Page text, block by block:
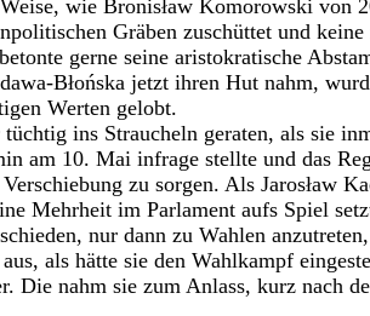
wie Bronisław Komorowski von
Gräben zuschüttet und
gerne seine aristokratische
Błońska jetzt ihren Hut nahm,
Werten gelobt.
ins Straucheln geraten, als sie
am 10. Mai infrage stellte und das
zu sorgen. Als Jarosław
Mehrheit im Parlament aufs Spiel
nur dann zu Wahlen
als hätte sie den Wahlkampf
Die nahm sie zum Anlass, kurz nach